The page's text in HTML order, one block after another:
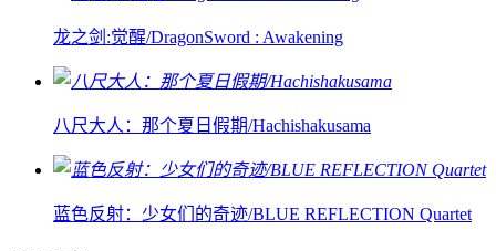
龙之剑:觉醒/DragonSword : Awakening
八尺大人：那个夏日假期/Hachishakusama
蓝色反射：少女们的奇迹/BLUE REFLECTION Quartet